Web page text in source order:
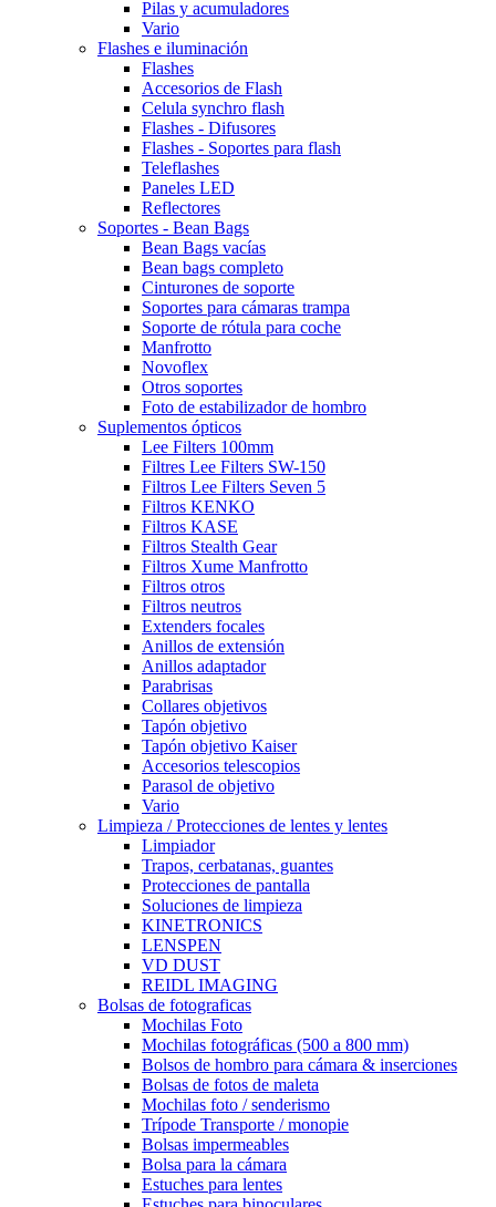
Pilas y acumuladores
Vario
Flashes e iluminación
Flashes
Accesorios de Flash
Celula synchro flash
Flashes - Difusores
Flashes - Soportes para flash
Teleflashes
Paneles LED
Reflectores
Soportes - Bean Bags
Bean Bags vacías
Bean bags completo
Cinturones de soporte
Soportes para cámaras trampa
Soporte de rótula para coche
Manfrotto
Novoflex
Otros soportes
Foto de estabilizador de hombro
Suplementos ópticos
Lee Filters 100mm
Filtres Lee Filters SW-150
Filtros Lee Filters Seven 5
Filtros KENKO
Filtros KASE
Filtros Stealth Gear
Filtros Xume Manfrotto
Filtros otros
Filtros neutros
Extenders focales
Anillos de extensión
Anillos adaptador
Parabrisas
Collares objetivos
Tapón objetivo
Tapón objetivo Kaiser
Accesorios telescopios
Parasol de objetivo
Vario
Limpieza / Protecciones de lentes y lentes
Limpiador
Trapos, cerbatanas, guantes
Protecciones de pantalla
Soluciones de limpieza
KINETRONICS
LENSPEN
VD DUST
REIDL IMAGING
Bolsas de fotograficas
Mochilas Foto
Mochilas fotográficas (500 a 800 mm)
Bolsos de hombro para cámara & inserciones
Bolsas de fotos de maleta
Mochilas foto / senderismo
Trípode Transporte / monopie
Bolsas impermeables
Bolsa para la cámara
Estuches para lentes